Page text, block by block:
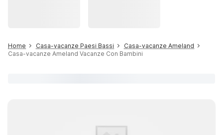
Home Casa-vacanze Paesi Bassi
Casa-vacanze Ameland
Casa-vacanze Ameland Vacanze Con Bambini